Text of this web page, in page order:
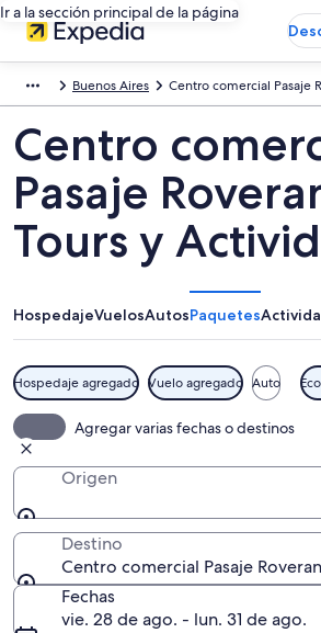
Ir a la sección principal de la página
Buenos Aires Centro comercial Pasaje
Centro
Pasaje
Tours y
HospedajeVuelosAutosPaquetes
Hospedaje agregado Vuelo agregado Auto
Agregar varias fechas o destinos
Origen
Destino
Centro comercial Pasaje
Fechas
vie. 28 de ago. - lun. 31 de ago.